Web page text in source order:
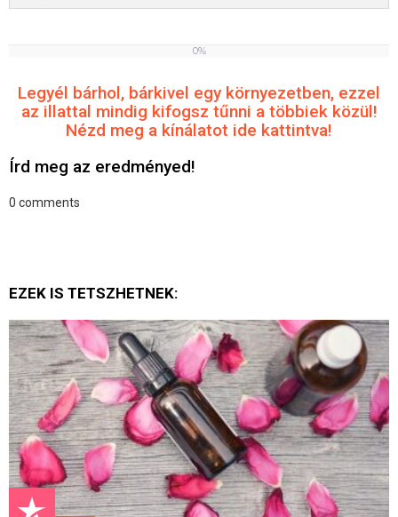
0%
Legyél bárhol, bárkivel egy környezetben, ezzel
az illattal mindig kifogsz tűnni a többiek közül!
Nézd meg a kínálatot ide kattintva!
Írd meg az eredményed!
0 comments
EZEK IS TETSZHETNEK: